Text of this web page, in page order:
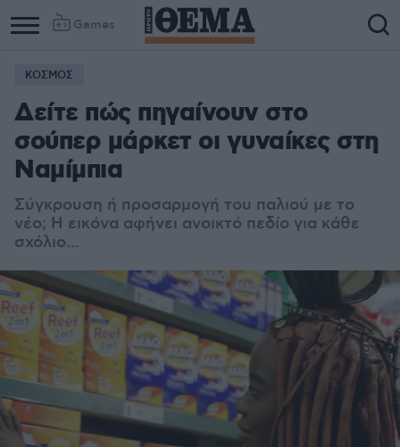
Games
ΚΟΣΜΟΣ
Δείτε πώς πηγαίνουν στο
σούπερ μάρκετ οι γυναίκες στη
Ναμίμπια
Σύγκρουση ή προσαρμογή του παλιού με το
νέο; Η εικόνα αφήνει ανοικτό πεδίο για κάθε
σχόλιο...